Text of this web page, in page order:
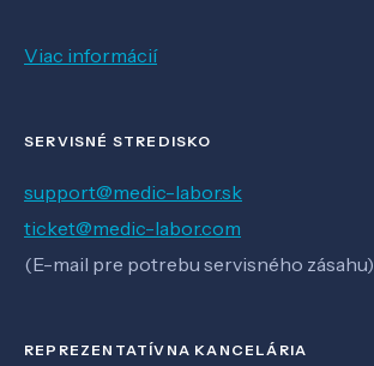
Viac informácií
SERVISNÉ STREDISKO
support@medic-labor.sk
ticket@medic-labor.com
(E-mail pre potrebu servisného zásahu)
REPREZENTATÍVNA KANCELÁRIA